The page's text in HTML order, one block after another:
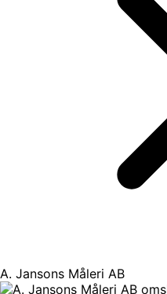
A. Jansons Måleri AB